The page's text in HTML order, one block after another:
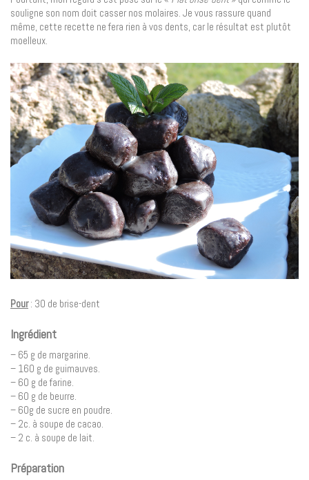
souligne son nom doit casser nos molaires. Je vous rassure quand
même, cette recette ne fera rien à vos dents, car le résultat est plutôt
moelleux.
Pour: 30 de brise-dent
Ingrédient
– 65 g de margarine.
– 160 g de guimauves.
– 60 g de farine.
– 60 g de beurre.
– 60g de sucre en poudre.
– 2c. à soupe de cacao.
– 2 c. à soupe de lait.
Préparation